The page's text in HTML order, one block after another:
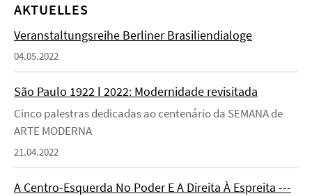
AKTUELLES
Veranstaltungsreihe Berliner Brasiliendialoge
04.05.2022
São Paulo 1922 ǀ 2022: Modernidade revisitada
Cinco palestras dedicadas ao centenário da SEMANA de
ARTE MODERNA
21.04.2022
A Centro-Esquerda No Poder E A Direita À Espreita ---